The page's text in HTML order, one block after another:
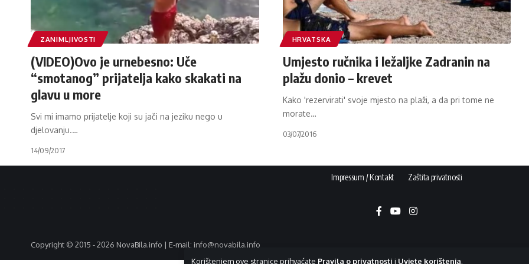
Korištenjem ove stranice prihvaćate Pravila o privatnosti i Uvjete korištenja.
ZANIMLJIVOSTI
(VIDEO)Ovo je urnebesno: Uče
“smotanog” prijatelja kako skakati na
glavu u more
Svi mi imamo prijatelje koji su jači na jeziku nego u
djelovanju.…
14/09/2017
HRVATSKA
Umjesto ručnika i ležaljke Zadranin na
plažu donio – krevet
Kako 'rezervirati' svoje mjesto na plaži, a da pri tome ne
morate…
03/07/2016
Impressum / Kontakt Zaštita privatnosti
Copyright © 2015 - 2026 NovaBila.info | E-mail: info@novabila.info